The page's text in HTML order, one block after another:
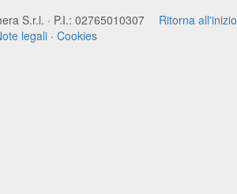
Ritorna all'inizio
S.r.l. · P.I.: 02765010307
legali· Cookies